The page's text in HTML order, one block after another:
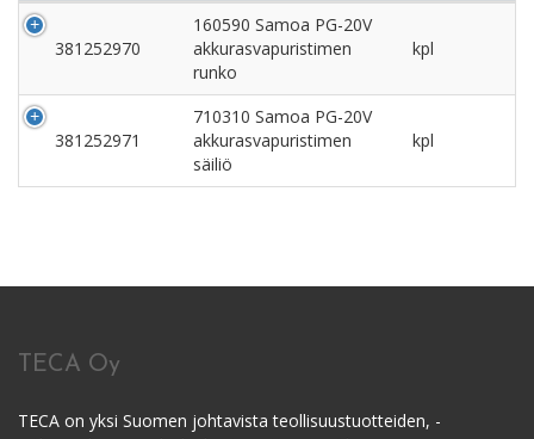
381252970
160590 Samoa PG-20V
akkurasvapuristimen
runko
kpl
381252971
710310 Samoa PG-20V
akkurasvapuristimen
säiliö
kpl
TECA Oy
TECA on yksi Suomen johtavista teollisuustuotteiden, -